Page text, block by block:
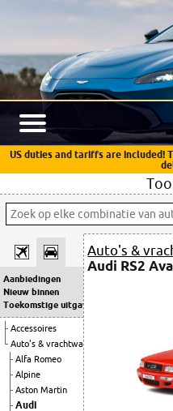
US duties and tariffs are included!
Aanbiedingen
Nieuw binnen
Toekomstige uitgaven
Accessoires
Auto's & vrachtwagens
Alfa Romeo
Alpine
Aston Martin
Audi
Auto's &
Audi RS2